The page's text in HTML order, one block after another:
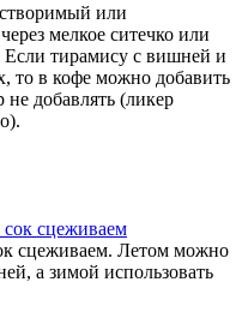
или
мелкое ситечко или
тирамису с вишней и
то в кофе можно добавить
не добавлять (ликер
сцеживаем. Летом можно
а зимой использовать